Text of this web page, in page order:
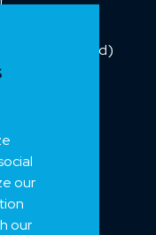
our
our
(Hybrid)